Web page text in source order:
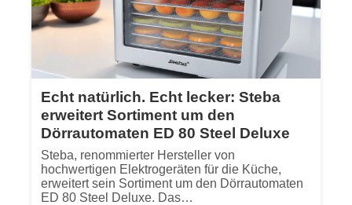
Echt natürlich. Echt lecker: Steba
erweitert Sortiment um den
Dörrautomaten ED 80 Steel Deluxe
Steba, renommierter Hersteller von
hochwertigen Elektrogeräten für die Küche,
erweitert sein Sortiment um den Dörrautomaten
ED 80 Steel Deluxe. Das…